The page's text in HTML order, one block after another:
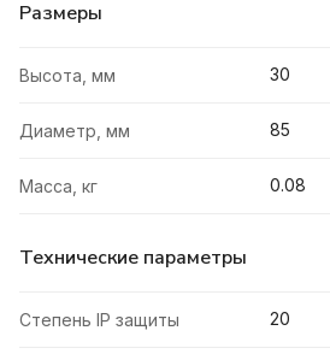
Размеры
Высота, мм 30
Диаметр, мм 85
Масса, кг 0.08
Технические параметры
Степень IP защиты 20